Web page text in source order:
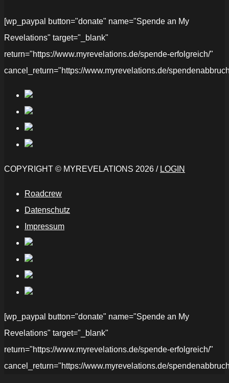
[wp_paypal button="donate" name="Spende an My
Revelations" target="_blank"
return="https://www.myrevelations.de/spende-erfolgreich/"
cancel_return="https://www.myrevelations.de/
COPYRIGHT © MYREVELATIONS 2026 / LOGIN
Roadcrew
Datenschutz
Impressum
[wp_paypal button="donate" name="Spende an My
Revelations" target="_blank"
return="https://www.myrevelations.de/spende-erfolgreich/"
cancel_return="https://www.myrevelations.de/